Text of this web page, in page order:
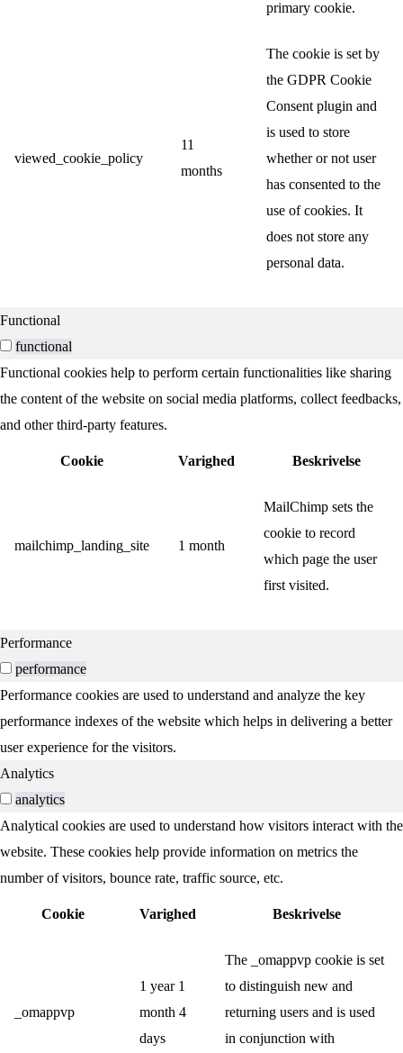
primary cookie.
viewed_cookie_policy
11
months
The cookie is set by
the GDPR Cookie
Consent plugin and
is used to store
whether or not user
has consented to the
use of cookies. It
does not store any
personal data.
Functional
functional
Functional cookies help to perform certain functionalities like sharing
the content of the website on social media platforms, collect feedbacks,
and other third-party features.
Cookie Varighed Beskrivelse
mailchimp_landing_site 1 month
MailChimp sets the
cookie to record
which page the user
first visited.
Performance
performance
Performance cookies are used to understand and analyze the key
performance indexes of the website which helps in delivering a better
user experience for the visitors.
Analytics
analytics
Analytical cookies are used to understand how visitors interact with the
website. These cookies help provide information on metrics the
number of visitors, bounce rate, traffic source, etc.
Cookie Varighed Beskrivelse
_omappvp
1 year 1
month 4
days
The _omappvp cookie is set
to distinguish new and
returning users and is used
in conjunction with